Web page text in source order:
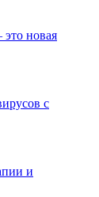
новая
с
и